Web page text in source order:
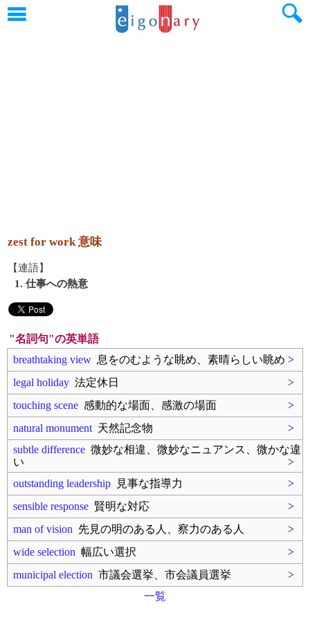
zest for work 意味
【連語】
1. 仕事への熱意
"名詞句"の英単語
breathtaking view 息をのむような眺め、素晴らしい眺め >
legal holiday 法定休日
>
touching scene 感動的な場面、感激の場面
>
natural monument 天然記念物
>
subtle difference 微妙な相違、微妙なニュアンス、微かな違
い
>
outstanding leadership 見事な指導力
>
sensible response 賢明な対応
>
man of vision 先見の明のある人、察力のある人
>
wide selection 幅広い選択
>
municipal election 市議会選挙、市会議員選挙
>
一覧